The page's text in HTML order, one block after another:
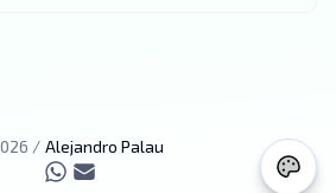
/ Alejandro Palau